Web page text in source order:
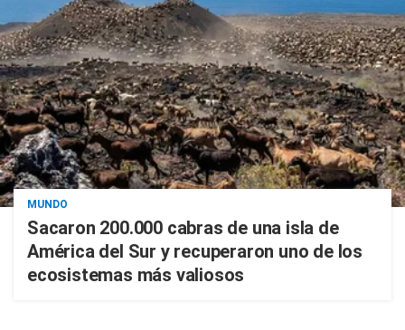
MUNDO
Sacaron 200.000 cabras de una isla de
América del Sur y recuperaron uno de los
ecosistemas más valiosos